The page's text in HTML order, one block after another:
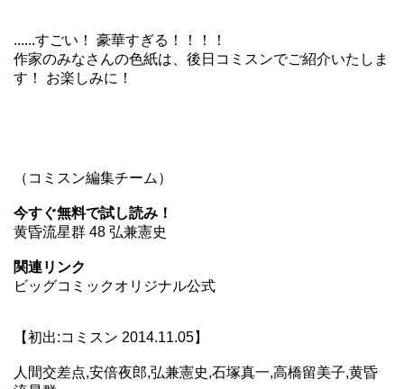
......すごい！ 豪華すぎる！！！！
作家のみなさんの色紙は、後日コミスンでご紹介いたしま
す！ お楽しみに！
（コミスン編集チーム）
今すぐ無料で試し読み！
黄昏流星群 48 弘兼憲史
関連リンク
ビッグコミックオリジナル公式
【初出:コミスン 2014.11.05】
人間交差点,安倍夜郎,弘兼憲史,石塚真一,高橋留美子,黄昏